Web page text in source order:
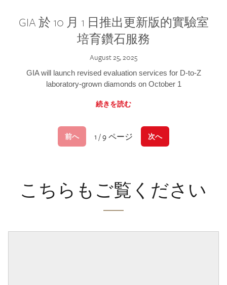
GIA 於 10 月 1 日推出更新版的實驗室
培育鑽石服務
August 25, 2025
GIA will launch revised evaluation services for D-to-Z
laboratory-grown diamonds on October 1
続きを読む
前へ 1 / 9 ページ 次へ
こちらもご覧ください